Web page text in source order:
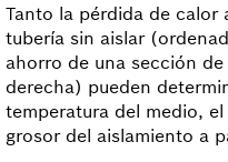
Tanto la pérdida de calor
tubería sin aislar
ahorro de una sección
derecha) pueden
temperatura del medio,
grosor del aislamiento a